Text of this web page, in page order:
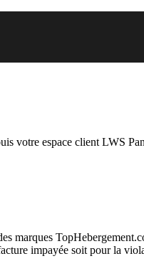
votre espace client LWS
marques
impayée soit pour la